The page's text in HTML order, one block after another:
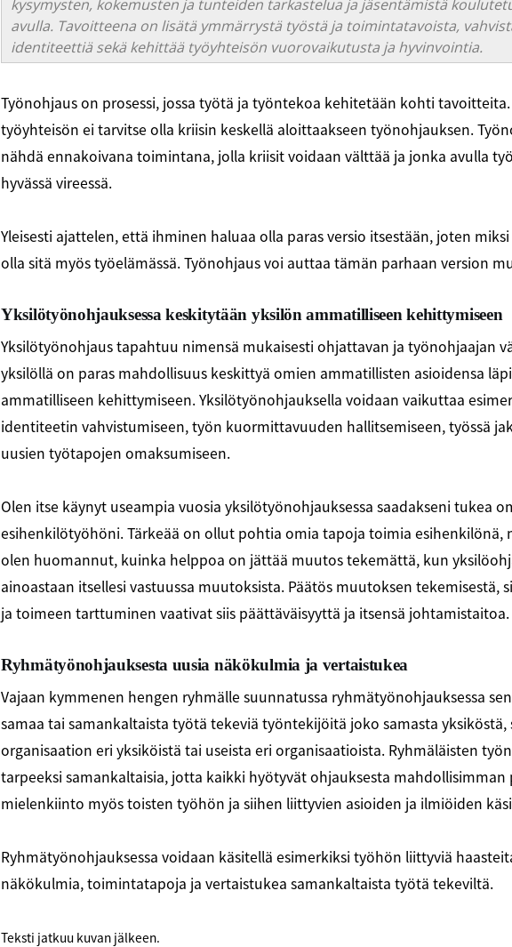
kysymysten, kokemusten ja tunteiden tarkastelua ja jäsentämistä
avulla. Tavoitteena on lisätä ymmärrystä työstä ja toimintatavoista,
identiteettiä sekä kehittää työyhteisön vuorovaikutusta ja hyvinvointia.
Työnohjaus on prosessi, jossa työtä ja työntekoa kehitetään kohti
työyhteisön ei tarvitse olla kriisin keskellä aloittaakseen työnohjauksen.
nähdä ennakoivana toimintana, jolla kriisit voidaan välttää ja jonka avulla
hyvässä vireessä.
Yleisesti ajattelen, että ihminen haluaa olla paras versio itsestään, joten
olla sitä myös työelämässä. Työnohjaus voi auttaa tämän parhaan version
Yksilötyönohjauksessa keskitytään yksilön ammatilliseen kehittymiseen
Yksilötyönohjaus tapahtuu nimensä mukaisesti ohjattavan ja työnohjaajan
yksilöllä on paras mahdollisuus keskittyä omien ammatillisten asioidensa
ammatilliseen kehittymiseen. Yksilötyönohjauksella voidaan vaikuttaa
identiteetin vahvistumiseen, työn kuormittavuuden hallitsemiseen, työssä
uusien työtapojen omaksumiseen.
Olen itse käynyt useampia vuosia yksilötyönohjauksessa saadakseni tukea
esihenkilötyöhöni. Tärkeää on ollut pohtia omia tapoja toimia esihenkilönä,
olen huomannut, kuinka helppoa on jättää muutos tekemättä, kun
ainoastaan itsellesi vastuussa muutoksista. Päätös muutoksen tekemisestä,
ja toimeen tarttuminen vaativat siis päättäväisyyttä ja itsensä johtamistaitoa.
Ryhmätyönohjauksesta uusia näkökulmia ja vertaistukea
Vajaan kymmenen hengen ryhmälle suunnatussa ryhmätyönohjauksessa
samaa tai samankaltaista työtä tekeviä työntekijöitä joko samasta yksiköstä,
organisaation eri yksiköistä tai useista eri organisaatioista. Ryhmäläisten
tarpeeksi samankaltaisia, jotta kaikki hyötyvät ohjauksesta mahdollisimman
mielenkiinto myös toisten työhön ja siihen liittyvien asioiden ja ilmiöiden
Ryhmätyönohjauksessa voidaan käsitellä esimerkiksi työhön liittyviä
näkökulmia, toimintatapoja ja vertaistukea samankaltaista työtä tekeviltä.
Teksti jatkuu kuvan jälkeen.